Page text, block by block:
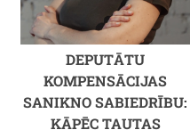
DEPUTĀTU
KOMPENSĀCIJAS
SANIKNO SABIEDRĪBU:
KĀPĒC TAUTAS